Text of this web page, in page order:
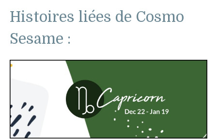
Histoires liées de Cosmo
Sesame :